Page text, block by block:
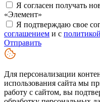
Я согласен получать
«Элемент»
Я подтверждаю свое
соглашением и с
Отправить
Для персонализации
использования сайта мы
работу с сайтом, вы